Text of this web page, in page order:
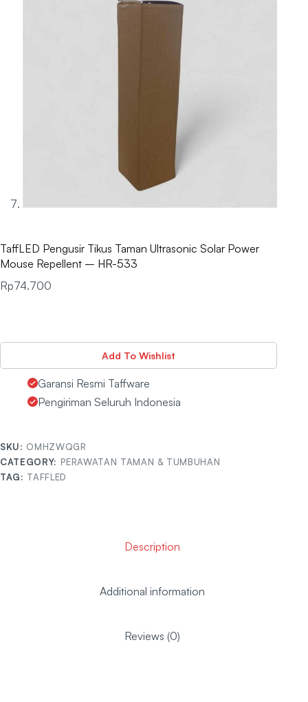
TaffLED Pengusir Tikus Taman Ultrasonic Solar Power
Mouse Repellent – HR-533
Rp74.700
Add To Wishlist
Garansi Resmi Taffware
Pengiriman Seluruh Indonesia
SKU: OMHZWQGR
CATEGORY: PERAWATAN TAMAN & TUMBUHAN
TAG: TAFFLED
Description
Additional information
Reviews (0)